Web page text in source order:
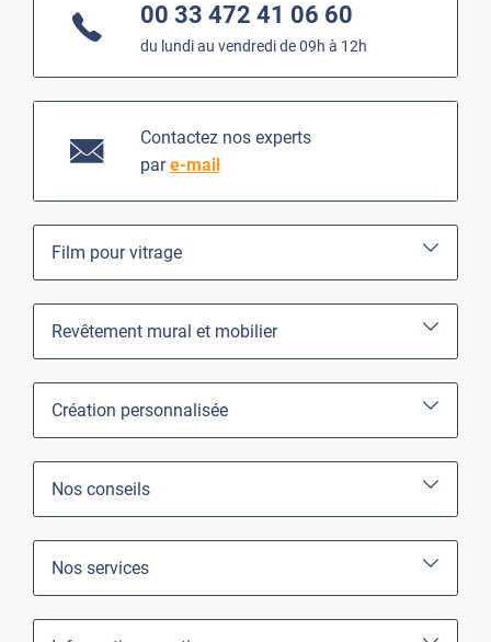
00 33 472 41 06 60
du lundi au vendredi de 09h à 12h
Contactez nos experts
pare-mail
Film pour vitrage
Revêtement mural et mobilier
Création personnalisée
Nos conseils
Nos services